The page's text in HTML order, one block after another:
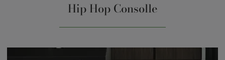
Hip Hop Consolle